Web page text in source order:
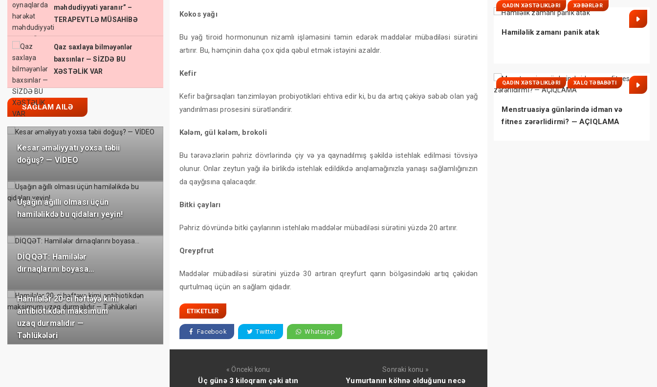
məhdudiyyəti yaranır” –
TERAPEVTLƏ MÜSAHİBƏ
Qaz saxlaya bilməyənlər
baxsınlar — SİZDƏ BU
XƏSTƏLİK VAR
SAĞLAM AILƏ
Kesar əməliyyatı yoxsa təbii
doğuş? — VİDEO
Uşağın ağıllı olması üçün
hamiləlikdə bu qidaları yeyin!
DİQQƏT: Hamilələr
dırnaqlarını boyasa…
Hamilələr 20-ci həftəyə kimi
antibiotikdən maksimum
uzaq durmalıdır —
Təhlükələri
Kokos yağı
Bu yağ tiroid hormonunun nizamlı işləməsini təmin edərək maddələr mübadiləsi sürətini
artırır. Bu, həmçinin daha çox qida qəbul etmək istəyini azaldır.
Kefir
Kefir bağırsaqları tənzimləyən probiyotikləri ehtiva edir ki, bu da artıq çəkiyə səbəb olan yağ
yandırılması prosesini sürətləndirir.
Kələm, gül kələm, brokoli
Bu tərəvəzlərin pəhriz dövrlərində çiy və ya qaynadılmış şəkildə istehlak edilməsi tövsiyə
olunur. Onlar zeytun yağı ilə birlikdə istehlak edildikdə arıqlamağınızla yanaşı sağlamlığınızın
da qayğısına qalacaqdır.
Bitki çayları
Pəhriz dövründə bitki çaylarının istehlakı maddələr mübadiləsi sürətini yüzdə 20 artırır.
Qreypfrut
Maddələr mübadiləsi sürətini yüzdə 30 artıran qreyfurt qarın bölgəsindəki artıq çəkidən
qurtulmaq üçün ən sağlam qidadır.
ETIKETLER
Facebook Twitter Whatsapp
« Önceki konu
Üç günə 3 kiloqram çəki atın
Sonraki konu »
Yumurtanın köhnə olduğunu necə
QADIN XƏSTƏLIKLƏRI XƏBƏRLƏR
Hamiləlik zamanı panik atak
QADIN XƏSTƏLIKLƏRI XALQ TƏBABƏTI
Menstruasiya günlərində idman və
fitnes zərərlidirmi? — AÇIQLAMA